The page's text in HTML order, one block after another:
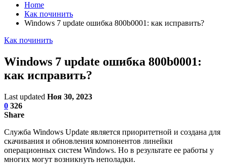
Home
Как починить
Windows 7 update ошибка 800b0001: как исправить?
Как починить
Windows 7 update ошибка 800b0001:
как исправить?
Last updated Ноя 30, 2023
0 326
Share
Служба Windows Update является приоритетной и создана для
скачивания и обновления компонентов линейки
операционных систем Windows. Но в результате ее работы у
многих могут возникнуть неполадки.